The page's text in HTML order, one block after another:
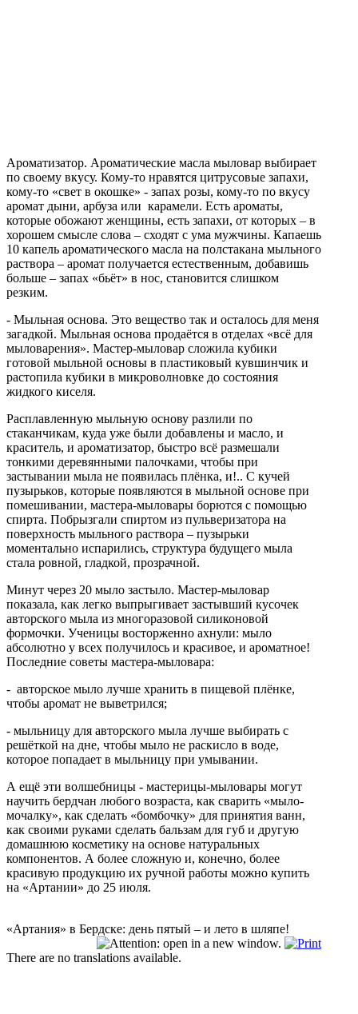
Ароматизатор. Ароматические масла мыловар выбирает
по своему вкусу. Кому-то нравятся цитрусовые запахи,
кому-то «свет в окошке» - запах розы, кому-то по вкусу
аромат дыни, арбуза или карамели. Есть ароматы,
которые обожают женщины, есть запахи, от которых – в
хорошем смысле слова – сходят с ума мужчины. Капаешь
10 капель ароматического масла на полстакана мыльного
раствора – аромат получается естественным, добавишь
больше – запах «бьёт» в нос, становится слишком
резким.
- Мыльная основа. Это вещество так и осталось для меня
загадкой. Мыльная основа продаётся в отделах «всё для
мыловарения». Мастер-мыловар сложила кубики
готовой мыльной основы в пластиковый кувшинчик и
растопила кубики в микроволновке до состояния
жидкого киселя.
Расплавленную мыльную основу разлили по
стаканчикам, куда уже были добавлены и масло, и
краситель, и ароматизатор, быстро всё размешали
тонкими деревянными палочками, чтобы при
застывании мыла не появилась плёнка, и!.. С кучей
пузырьков, которые появляются в мыльной основе при
помешивании, мастера-мыловары борются с помощью
спирта. Побрызгали спиртом из пульверизатора на
поверхность мыльного раствора – пузырьки
моментально испарились, структура будущего мыла
стала ровной, гладкой, прозрачной.
Минут через 20 мыло застыло. Мастер-мыловар
показала, как легко выпрыгивает застывший кусочек
авторского мыла из многоразовой силиконовой
формочки. Ученицы восторженно ахнули: мыло
абсолютно у всех получилось и красивое, и ароматное!
Последние советы мастера-мыловара:
- авторское мыло лучше хранить в пищевой плёнке,
чтобы аромат не выветрился;
- мыльницу для авторского мыла лучше выбирать с
решёткой на дне, чтобы мыло не раскисло в воде,
которое попадает в мыльницу при умывании.
А ещё эти волшебницы - мастерицы-мыловары могут
научить бердчан любого возраста, как сварить «мыло-
мочалку», как сделать «бомбочку» для принятия ванн,
как своими руками сделать бальзам для губ и другую
домашнюю косметику на основе натуральных
компонентов. А более сложную и, конечно, более
красивую продукцию их ручной работы можно купить
на «Артании» до 25 июля.
«Артания» в Бердске: день пятый – и лето в шляпе!
There are no translations available.